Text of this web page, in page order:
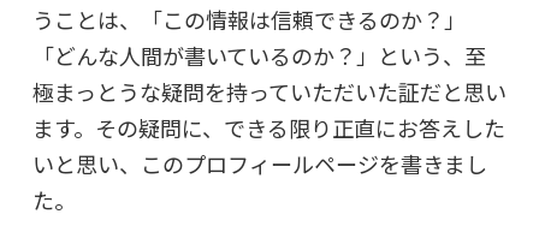
うことは、「この情報は信頼できるのか？」
「どんな人間が書いているのか？」という、至
極まっとうな疑問を持っていただいた証だと思い
ます。その疑問に、できる限り正直にお答えした
いと思い、このプロフィールページを書きまし
た。